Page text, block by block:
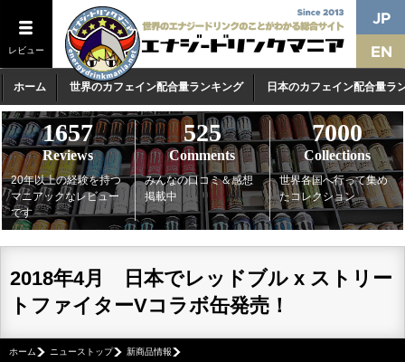
レビュー
ホーム 世界のカフェイン配合量ランキング 日本のカフェイン配合量ラ
1657
Reviews
20年以上の経験を持つ
マニアックなレビュー
です
525
Comments
みんなの口コミ＆感想
掲載中
7000
Collections
世界各国へ行って集め
たコレクション
2018年4月 日本でレッドブル x ストリー
トファイターVコラボ缶発売！
ホーム ニューストップ
新商品情報